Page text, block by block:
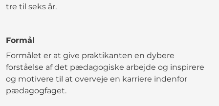
tre til seks år.
Formål
Formålet er at give praktikanten en dybere
forståelse af det pædagogiske arbejde og inspirere
og motivere til at overveje en karriere indenfor
pædagogfaget.